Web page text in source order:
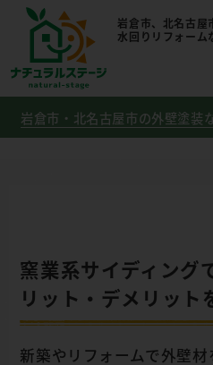
岩倉市、北名古屋
水回りリフォーム
岩倉市・北名古屋市の外壁塗装
窯業系サイディング
リット・デメリット
新築やリフォームで外壁